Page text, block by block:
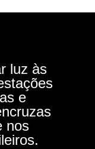
luz às
e
nos